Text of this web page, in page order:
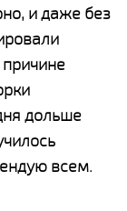
и даже без
дольше
всем.